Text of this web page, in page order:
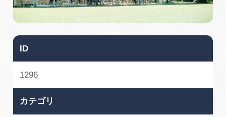
旅の予約
インフォメーション
ぎふ旅レポーター記事
ID
1296
カテゴリ